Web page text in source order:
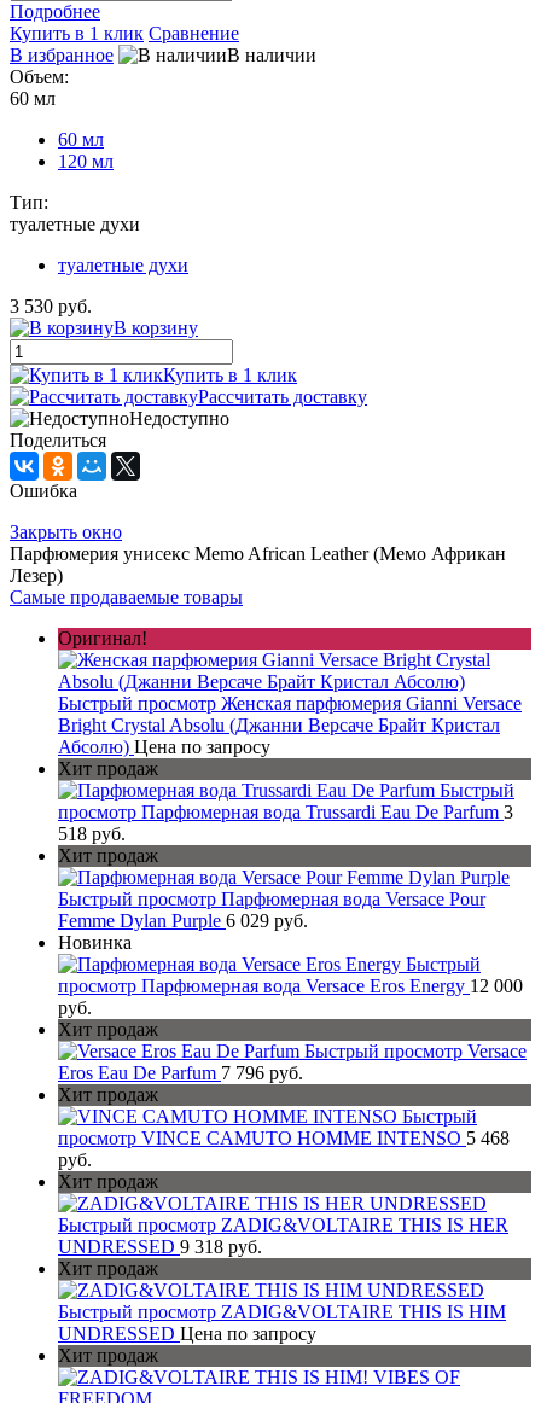
Подробнее
Купить в 1 клик Сравнение
В избранное
В наличии
Объем:
60 мл
60 мл
120 мл
Тип:
туалетные духи
туалетные духи
3 530 руб.
В корзину
Купить в 1 клик
Рассчитать доставку
Недоступно
Поделиться
Ошибка
Закрыть окно
Парфюмерия унисекс Memo African Leather (Мемо Африкан
Лезер)
Самые продаваемые товары
Оригинал!
Быстрый просмотр Женская парфюмерия Gianni Versace
Bright Crystal Absolu (Джанни Версаче Брайт Кристал
Абсолю) Цена по запросу
Хит продаж
Быстрый
просмотр Парфюмерная вода Trussardi Eau De Parfum 3
518 руб.
Хит продаж
Быстрый просмотр Парфюмерная вода Versace Pour
Femme Dylan Purple 6 029 руб.
Новинка
Быстрый
просмотр Парфюмерная вода Versace Eros Energy 12 000
руб.
Хит продаж
Быстрый просмотр Versace
Eros Eau De Parfum 7 796 руб.
Хит продаж
Быстрый
просмотр VINCE CAMUTO HOMME INTENSO 5 468
руб.
Хит продаж
Быстрый просмотр ZADIG&VOLTAIRE THIS IS HER
UNDRESSED 9 318 руб.
Хит продаж
Быстрый просмотр ZADIG&VOLTAIRE THIS IS HIM
UNDRESSED Цена по запросу
Хит продаж